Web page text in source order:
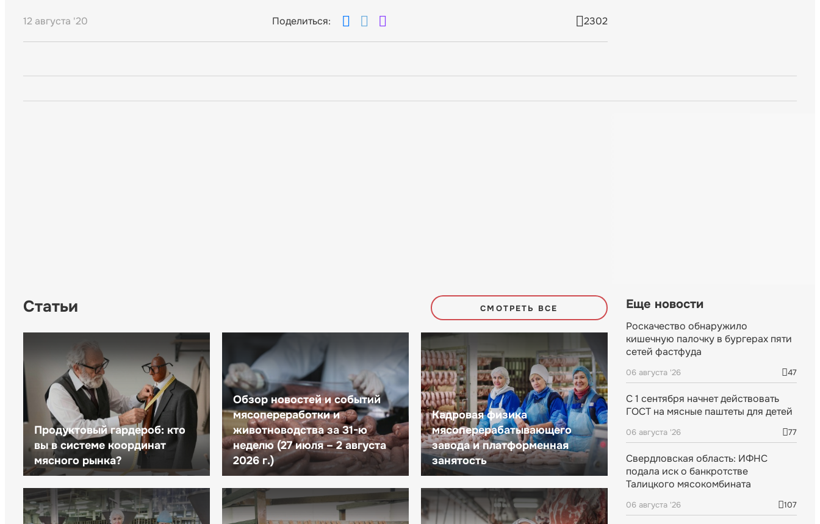
12 августа '20 Поделиться: 2302
Статьи СМОТРЕТЬ ВСЕ
Продуктовый гардероб: кто
вы в системе координат
мясного рынка?
Обзор новостей и событий
мясопереработки и
животноводства за 31-ю
неделю (27 июля – 2 августа
2026 г.)
Кадровая физика
мясоперерабатывающего
завода и платформенная
занятость
Еще новости
Роскачество обнаружило
кишечную палочку в бургерах пяти
сетей фастфуда
06 августа '26 47
С 1 сентября начнет действовать
ГОСТ на мясные паштеты для детей
06 августа '26 77
Свердловская область: ИФНС
подала иск о банкротстве
Талицкого мясокомбината
06 августа '26 107